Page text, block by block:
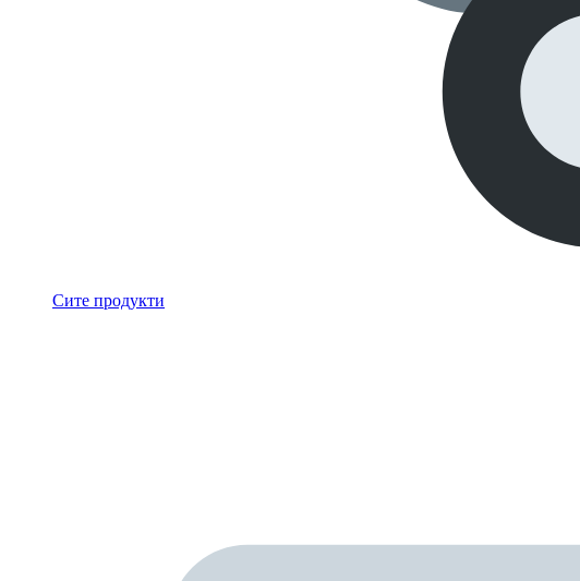
Сите продукти